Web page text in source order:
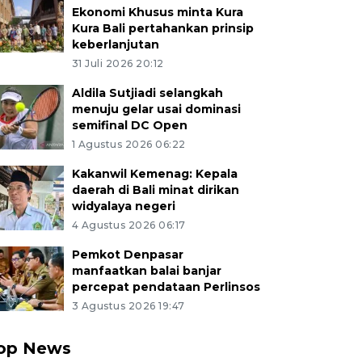
Ekonomi Khusus minta Kura
Kura Bali pertahankan prinsip
keberlanjutan
31 Juli 2026 20:12
Aldila Sutjiadi selangkah
menuju gelar usai dominasi
semifinal DC Open
1 Agustus 2026 06:22
Kakanwil Kemenag: Kepala
daerah di Bali minat dirikan
widyalaya negeri
4 Agustus 2026 06:17
Pemkot Denpasar
manfaatkan balai banjar
percepat pendataan Perlinsos
3 Agustus 2026 19:47
News